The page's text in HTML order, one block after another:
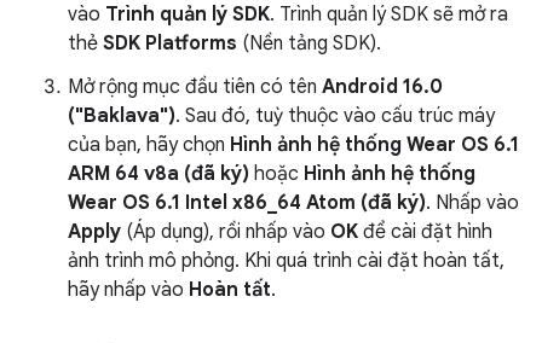
vào Trình quản lý SDK. Trình quản lý SDK sẽ mở ra
thẻ SDK Platforms (Nền tảng SDK).
Mở rộng mục đầu tiên có tên Android 16.0
("Baklava"). Sau đó, tuỳ thuộc vào cấu trúc máy
của bạn, hãy chọn Hình ảnh hệ thống Wear OS 6.1
ARM 64 v8a (đã ký) hoặc Hình ảnh hệ thống
Wear OS 6.1 Intel x86_64 Atom (đã ký). Nhấp vào
Apply (Áp dụng), rồi nhấp vào OK để cài đặt hình
ảnh trình mô phỏng. Khi quá trình cài đặt hoàn tất,
hãy nhấp vào Hoàn tất.